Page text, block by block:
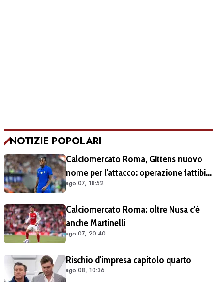
NOTIZIE POPOLARI
Calciomercato Roma, Gittens nuovo
nome per l'attacco: operazione fattibile
solo in prestito
ago 07, 18:52
Calciomercato Roma: oltre Nusa c'è
anche Martinelli
ago 07, 20:40
Rischio d'impresa capitolo quarto
ago 08, 10:36